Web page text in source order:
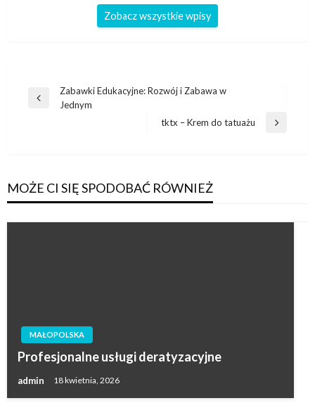
Zobacz wszystkie wpisy
Nawigacja
wpisu
Poprzedni
Zabawki Edukacyjne: Rozwój i Zabawa w
Jednym
Następny
tktx – Krem do tatuażu
MOŻE CI SIĘ SPODOBAĆ RÓWNIEŻ
MAŁOPOLSKA
Profesjonalne usługi deratyzacyjne
admin 18 kwietnia, 2026